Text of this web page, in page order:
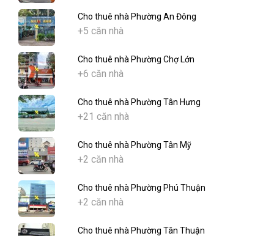
Cho thuê nhà Phường An Đông
+5 căn nhà
Cho thuê nhà Phường Chợ Lớn
+6 căn nhà
Cho thuê nhà Phường Tân Hưng
+21 căn nhà
Cho thuê nhà Phường Tân Mỹ
+2 căn nhà
Cho thuê nhà Phường Phú Thuận
+2 căn nhà
Cho thuê nhà Phường Tân Thuận